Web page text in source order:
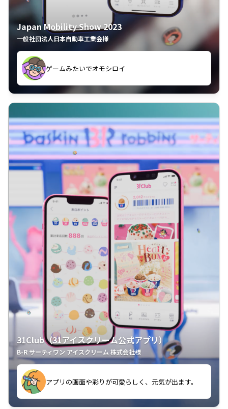
Japan Mobility Show 2023
一般社団法人日本自動車工業会様
ゲームみたいでオモシロイ
久々のモーターショーがアプリでもっと楽しめました
31Club（31アイスクリーム公式アプリ）
B-R サーティワン アイスクリーム 株式会社様
アプリの画面や彩りが可愛らしく、元気が出ます。
クラスごとに特典があるようなので使うのが楽しいで
す。